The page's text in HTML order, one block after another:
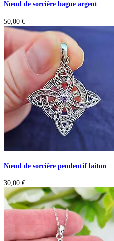
Nœud de sorcière bague argent
50,00 €
Nœud de sorcière pendentif laiton
30,00 €